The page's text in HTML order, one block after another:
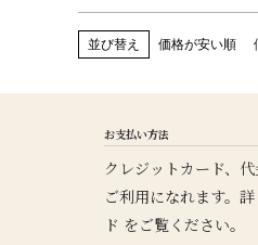
並び替え 価格が安い順
お支払い方法
クレジットカード、
ご利用になれます。
ド をご覧ください。